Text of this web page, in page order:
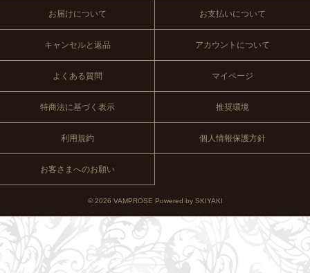
お届けについて お支払いについて
キャンセルと返品 アカウントについて
よくある質問 マイページ
特商法に基づく表示 推奨環境
利用規約 個人情報保護方針
お客さまへのお願い
© 2026 VAMPROSE Powered by SKIYAKI